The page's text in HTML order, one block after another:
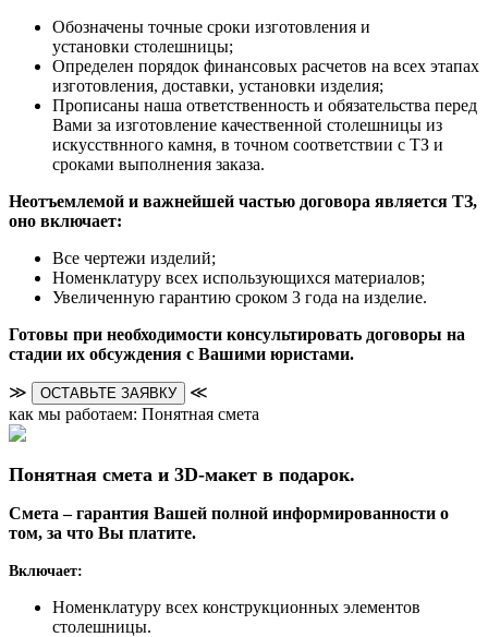
Обозначены точные сроки изготовления и
установки столешницы;
Определен порядок финансовых расчетов на всех этапах
изготовления, доставки, установки изделия;
Прописаны наша ответственность и обязательства перед
Вами за изготовление качественной столешницы из
искусствнного камня, в точном соответствии с ТЗ и
сроками выполнения заказа.
Неотъемлемой и важнейшей частью договора является ТЗ,
оно включает:
Все чертежи изделий;
Номенклатуру всех использующихся материалов;
Увеличенную гарантию сроком 3 года на изделие.
Готовы при необходимости консультировать договоры на
стадии их обсуждения с Вашими юристами.
≫ ОСТАВЬТЕ ЗАЯВКУ
≪
как мы работаем: Понятная смета
Понятная смета и 3D-макет в подарок.
Смета – гарантия Вашей полной информированности о
том, за что Вы платите.
Включает:
Номенклатуру всех конструкционных элементов
столешницы.